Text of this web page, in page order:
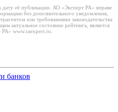
дату её публикации. АО «Эксперт РА» вправе
без дополнительного уведомления,
или требованиями законодательства
актуальное состояние рейтинга, является
www.raexpert.ru.
банков